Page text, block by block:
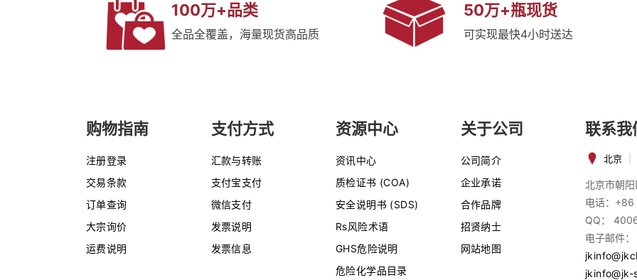
100万+品类
全品全覆盖，海量现货高品质
50万+瓶现货
可实现最快4小时送达
购物指南
注册登录
交易条款
订单查询
大宗询价
运费说明
支付方式
汇款与转账
支付宝支付
微信支付
发票说明
发票信息
资源中心
资讯中心
质检证书 (COA)
安全说明书 (SDS)
Rs风险术语
GHS危险说明
危险化学品目录
关于公司
公司简介
企业承诺
合作品牌
招贤纳士
网站地图
联系我
北京
北京市朝
电话：
QQ：
电子邮件：
jkinfo@jk-